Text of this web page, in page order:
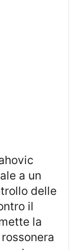
a un
delle
il
la